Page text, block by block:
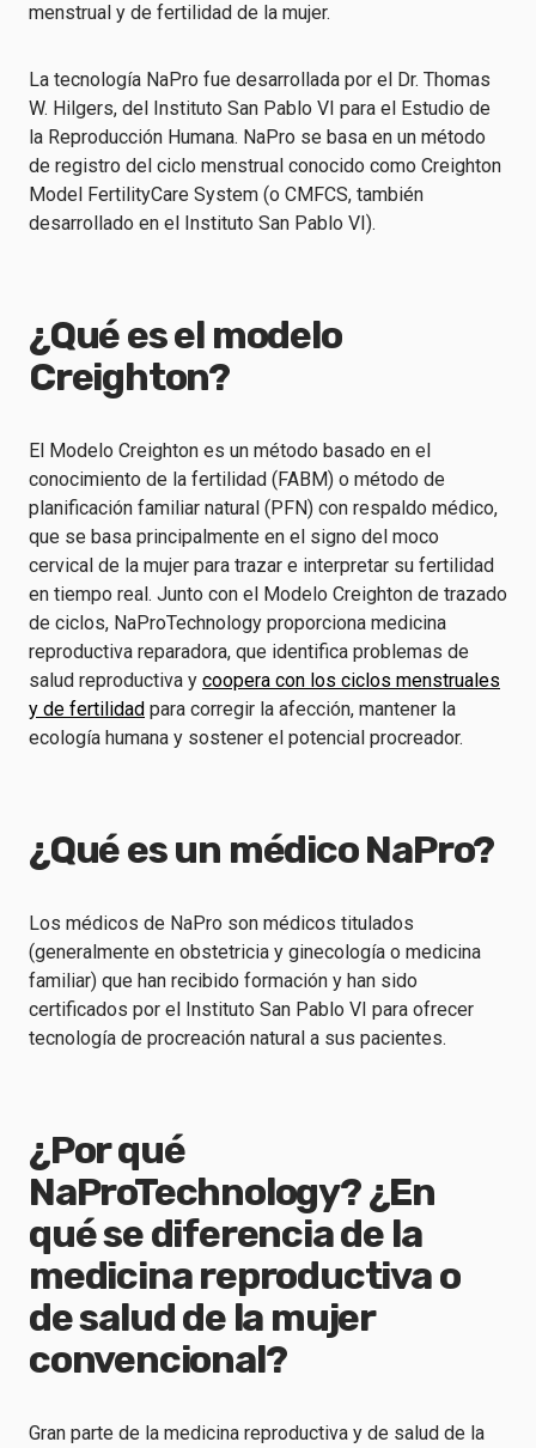
menstrual y de fertilidad de la mujer.
La tecnología NaPro fue desarrollada por el Dr. Thomas
W. Hilgers, del Instituto San Pablo VI para el Estudio de
la Reproducción Humana. NaPro se basa en un método
de registro del ciclo menstrual conocido como Creighton
Model FertilityCare System (o CMFCS, también
desarrollado en el Instituto San Pablo VI).
¿Qué es el modelo
Creighton?
El Modelo Creighton es un método basado en el
conocimiento de la fertilidad (FABM) o método de
planificación familiar natural (PFN) con respaldo médico,
que se basa principalmente en el signo del moco
cervical de la mujer para trazar e interpretar su fertilidad
en tiempo real. Junto con el Modelo Creighton de trazado
de ciclos, NaProTechnology proporciona medicina
reproductiva reparadora, que identifica problemas de
salud reproductiva y coopera con los ciclos menstruales
y de fertilidad para corregir la afección, mantener la
ecología humana y sostener el potencial procreador.
¿Qué es un médico NaPro?
Los médicos de NaPro son médicos titulados
(generalmente en obstetricia y ginecología o medicina
familiar) que han recibido formación y han sido
certificados por el Instituto San Pablo VI para ofrecer
tecnología de procreación natural a sus pacientes.
¿Por qué
NaProTechnology? ¿En
qué se diferencia de la
medicina reproductiva o
de salud de la mujer
convencional?
Gran parte de la medicina reproductiva y de salud de la